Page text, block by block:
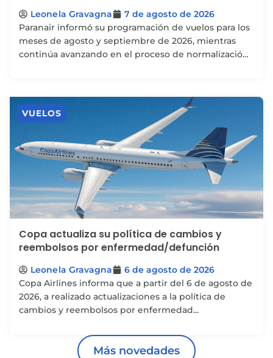
Leonela Gravagna
7 de agosto de 2026
Paranair informó su programación de vuelos para los
meses de agosto y septiembre de 2026, mientras
continúa avanzando en el proceso de normalización
VUELOS
Copa actualiza su política de cambios y
reembolsos por enfermedad/defunción
Leonela Gravagna
6 de agosto de 2026
Copa Airlines informa que a partir del 6 de agosto de
2026, a realizado actualizaciones a la política de
cambios y reembolsos por enfermedad...
Más novedades